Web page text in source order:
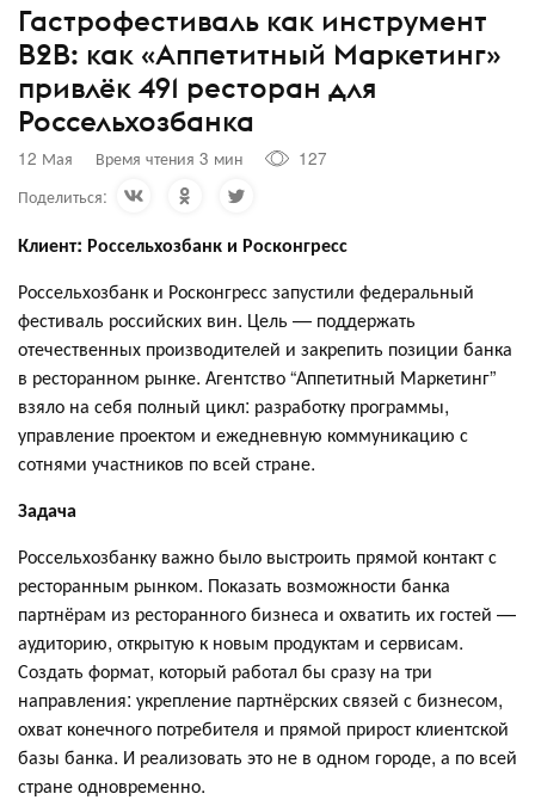
Гастрофестиваль как инструмент
B2B: как «Аппетитный Маркетинг»
привлёк 491 ресторан для
Россельхозбанка
12 Мая Время чтения 3 мин
127
Поделиться:
Клиент: Россельхозбанк и Росконгресс
Россельхозбанк и Росконгресс запустили федеральный
фестиваль российских вин. Цель — поддержать
отечественных производителей и закрепить позиции банка
в ресторанном рынке. Агентство “Аппетитный Маркетинг”
взяло на себя полный цикл: разработку программы,
управление проектом и ежедневную коммуникацию с
сотнями участников по всей стране.
Задача
Россельхозбанку важно было выстроить прямой контакт с
ресторанным рынком. Показать возможности банка
партнёрам из ресторанного бизнеса и охватить их гостей —
аудиторию, открытую к новым продуктам и сервисам.
Создать формат, который работал бы сразу на три
направления: укрепление партнёрских связей с бизнесом,
охват конечного потребителя и прямой прирост клиентской
базы банка. И реализовать это не в одном городе, а по всей
стране одновременно.